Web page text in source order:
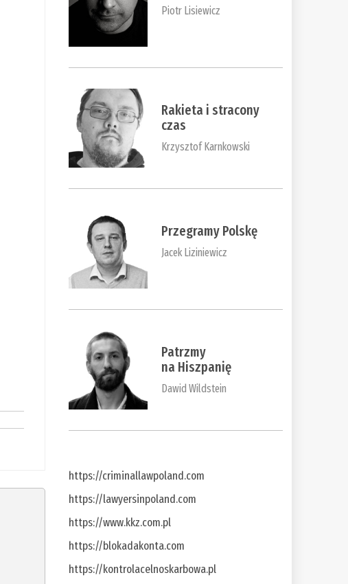
Piotr Lisiewicz
Rakieta i stracony
czas
Krzysztof Karnkowski
Przegramy Polskę
Jacek Liziniewicz
Patrzmy
na Hiszpanię
Dawid Wildstein
https://criminallawpoland.com
https://lawyersinpoland.com
https://www.kkz.com.pl
https://blokadakonta.com
https://kontrolacelnoskarbowa.pl